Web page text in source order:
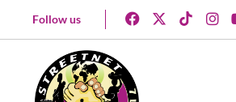
Follow us